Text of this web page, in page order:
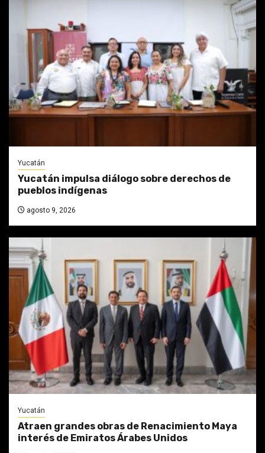
Yucatán
Yucatán impulsa diálogo sobre derechos de
pueblos indígenas
agosto 9, 2026
Yucatán
Atraen grandes obras de Renacimiento Maya
interés de Emiratos Árabes Unidos